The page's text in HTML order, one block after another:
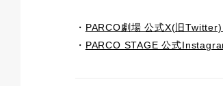
・ PARCO劇場 公式X(旧
・ PARCO STAGE 公式